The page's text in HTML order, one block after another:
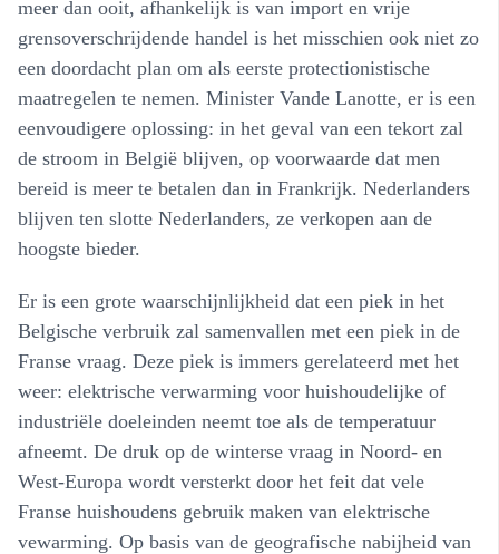
meer dan ooit, afhankelijk is van import en vrije
grensoverschrijdende handel is het misschien ook niet zo
een doordacht plan om als eerste protectionistische
maatregelen te nemen. Minister Vande Lanotte, er is een
eenvoudigere oplossing: in het geval van een tekort zal
de stroom in België blijven, op voorwaarde dat men
bereid is meer te betalen dan in Frankrijk. Nederlanders
blijven ten slotte Nederlanders, ze verkopen aan de
hoogste bieder.
Er is een grote waarschijnlijkheid dat een piek in het
Belgische verbruik zal samenvallen met een piek in de
Franse vraag. Deze piek is immers gerelateerd met het
weer: elektrische verwarming voor huishoudelijke of
industriële doeleinden neemt toe als de temperatuur
afneemt. De druk op de winterse vraag in Noord- en
West-Europa wordt versterkt door het feit dat vele
Franse huishoudens gebruik maken van elektrische
vewarming. Op basis van de geografische nabijheid van